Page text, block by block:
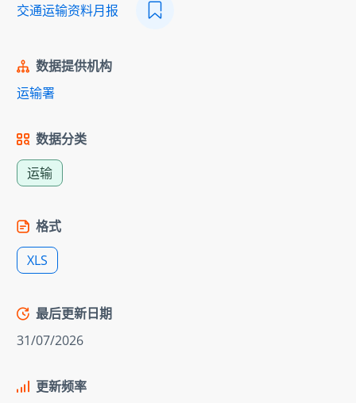
交通运输资料月报
数据提供机构
运输署
数据分类
运输
格式
XLS
最后更新日期
31/07/2026
更新频率